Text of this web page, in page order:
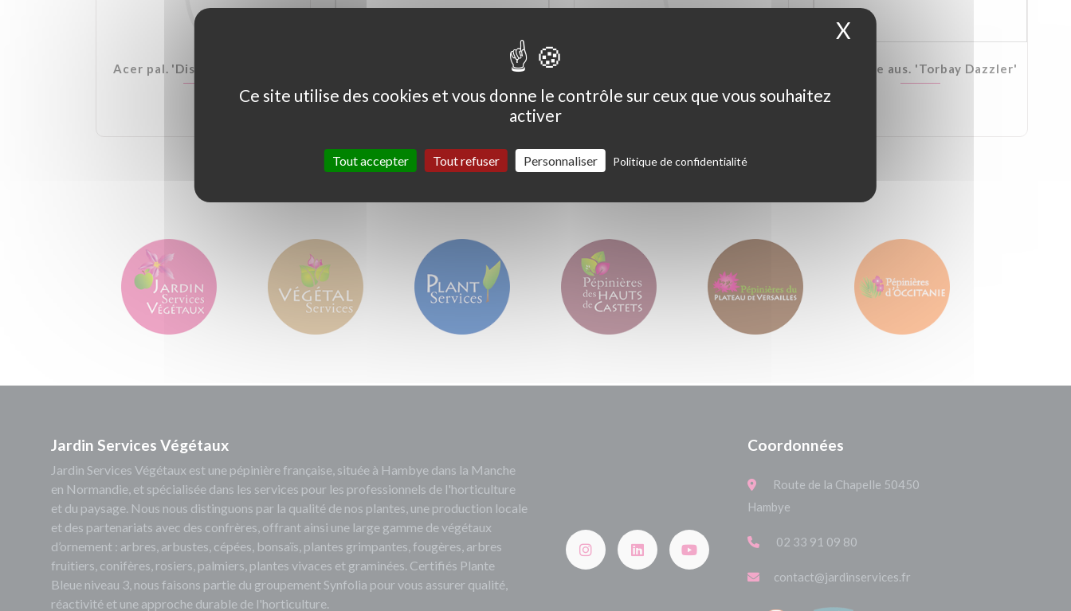
Acer pal. 'Dissectum Garnet' Ceanothus thyrs. 'Skylark' Cordyline aus. 'Torbay Dazzler'
Jardin Services Végétaux
Jardin Services Végétaux est une pépinière française, située à Hambye dans la Manche
en Normandie, et spécialisée dans les services pour les professionnels de l'horticulture
et du paysage. Nous nous distinguons par la qualité de nos plantes, une production locale
et des partenariats avec des confrères, offrant ainsi une large gamme de végétaux
d’ornement : arbres, arbustes, cépées, bonsaïs, plantes grimpantes, fougères, arbres
fruitiers, conifères, rosiers, palmiers, plantes vivaces et graminées. Certifiés Plante
Bleue niveau 3, nous faisons partie du groupement Synfolia pour vous assurer qualité,
réactivité et une approche durable de l'horticulture.
Coordonnées
Route de la Chapelle 50450
Hambye
02 33 91 09 80
contact@jardinservices.fr
Ce site utilise des cookies et vous donne le contrôle sur ceux que vous souhaitez
activer
Tout accepter Tout refuser Personnaliser Politique de confidentialité
X Masquer le bandeau